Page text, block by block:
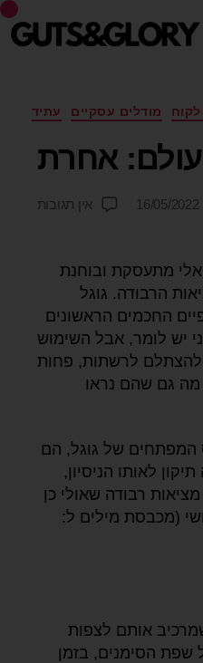
לקוח מודלים עסקיים עתיד
אחרת
16/05/2022 אין תגובות
מתעסקת ובוחנת
הרבודה. גוגל
החכמים הראשונים
יש לומר, אבל השימוש
לרשתות, פחות
גם שהם נראו
של גוגל, הם
לאותו הניסיון,
רבודה שאולי כן
(מכבסת מילים ל:
אותם לצפות
שפת הסימנים, בזמן